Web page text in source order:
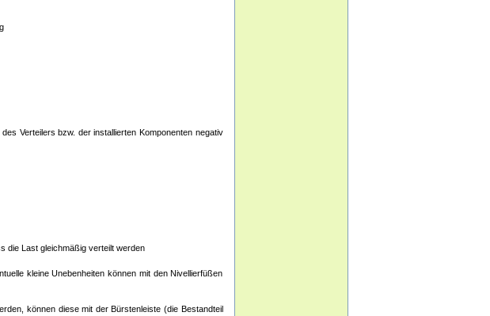
Verteilers bzw. der installierten Komponenten negativ
die Last gleichmäßig verteilt werden
kleine Unebenheiten können mit den Nivellierfüßen
können diese mit der Bürstenleiste (die Bestandteil